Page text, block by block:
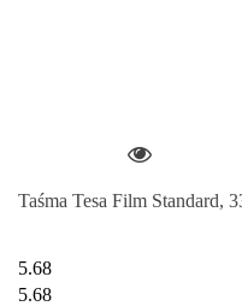
Taśma Tesa Film Standard,
5.68
5.68